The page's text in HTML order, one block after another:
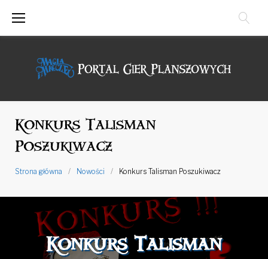
Konkurs Talisman
Poszukiwacz
Strona główna / Nowości / Konkurs Talisman Poszukiwacz
Konkurs Talisman